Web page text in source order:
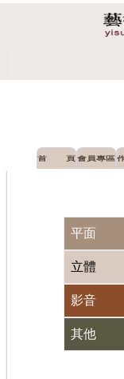
首 頁 會員專區
平面
立體
影音
其他